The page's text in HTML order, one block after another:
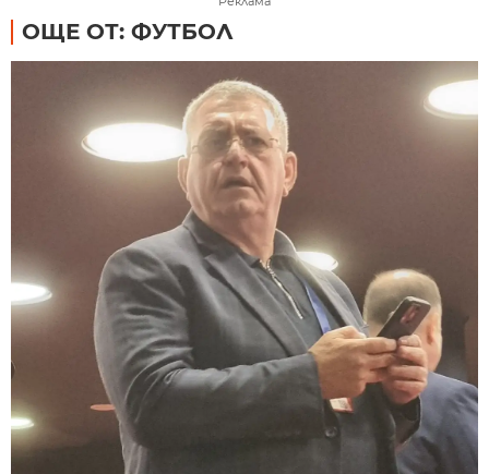
ОЩЕ ОТ: ФУТБОЛ